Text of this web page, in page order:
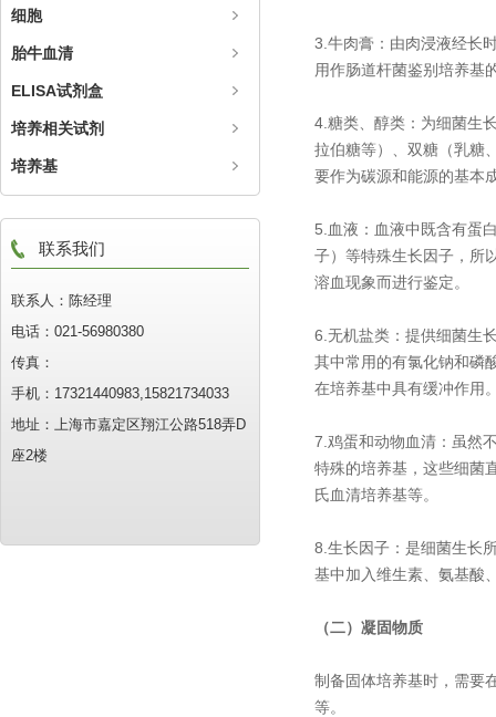
细胞
胎牛血清
ELISA试剂盒
培养相关试剂
培养基
联系我们
联系人：陈经理
电话：021-56980380
传真：
手机：17321440983,15821734033
地址：上海市嘉定区翔江公路518弄D
座2楼
3.牛肉膏：由肉浸液经长
用作肠道杆菌鉴别培养基
4.糖类、醇类：为细菌生
拉伯糖等）、双糖（乳糖
要作为碳源和能源的基本
5.血液：血液中既含有蛋
子）等特殊生长因子，所
溶血现象而进行鉴定。
6.无机盐类：提供细菌生
其中常用的有氯化钠和磷
在培养基中具有缓冲作用
7.鸡蛋和动物血清：虽然
特殊的培养基，这些细菌
氏血清培养基等。
8.生长因子：是细菌生长
基中加入维生素、氨基酸
（二）凝固物质
制备固体培养基时，需要
等。